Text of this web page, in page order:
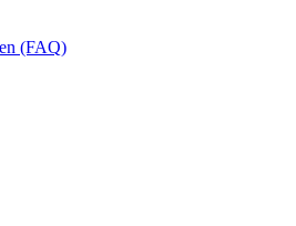
(FAQ)